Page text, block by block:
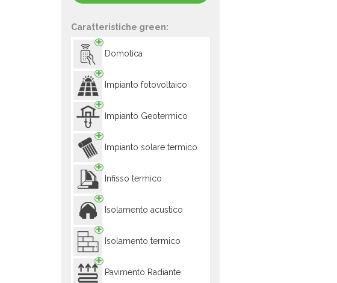
Caratteristiche green:
Domotica
Impianto fotovoltaico
Impianto Geotermico
Impianto solare termico
Infisso termico
Isolamento acustico
Isolamento termico
Pavimento Radiante